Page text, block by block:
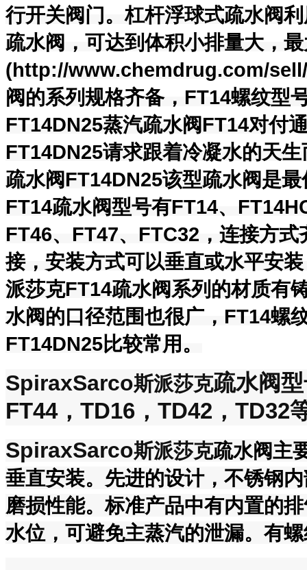
行开关阀门。杠杆浮球式疏水阀
疏水阀，可达到体积小排量大，
(http://www.chemdrug.com/
阀的系列规格齐备，FT14螺纹型
FT14DN25蒸汽疏水阀FT14对付
FT14DN25请求跟着冷凝水的天
疏水阀FT14DN25该型疏水阀是
FT14疏水阀型号有FT14、
FT46、FT47、FTC32，连接方
接，安装方式可以垂直或水平安
派莎克FT14疏水阀系列的材质有
水阀的口径范围也很广，FT14螺
FT14DN25比较常用。
SpiraxSarco斯派莎克疏水阀
FT44，TD16，TD42，TD32
SpiraxSarco斯派莎克疏水阀主
垂直安装。先进的设计，不锈钢
磨损性能。标准产品中有内置的
水位，可避免主蒸汽的泄漏。有